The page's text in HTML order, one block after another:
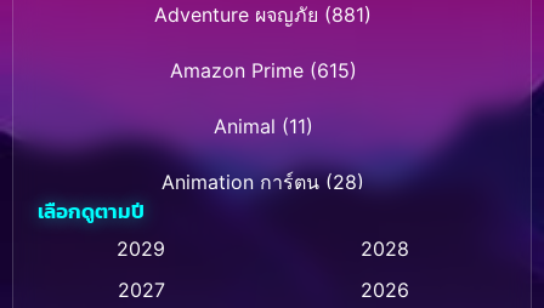
Adventure ผจญภัย (881)
Amazon Prime(615)
Animal (11)
Animation การ์ตูน(28)
Animation การ์ตูน (237)
Animation การ์ตูน (32)
เลือกดูตามปี
2029
2028
2027
2026